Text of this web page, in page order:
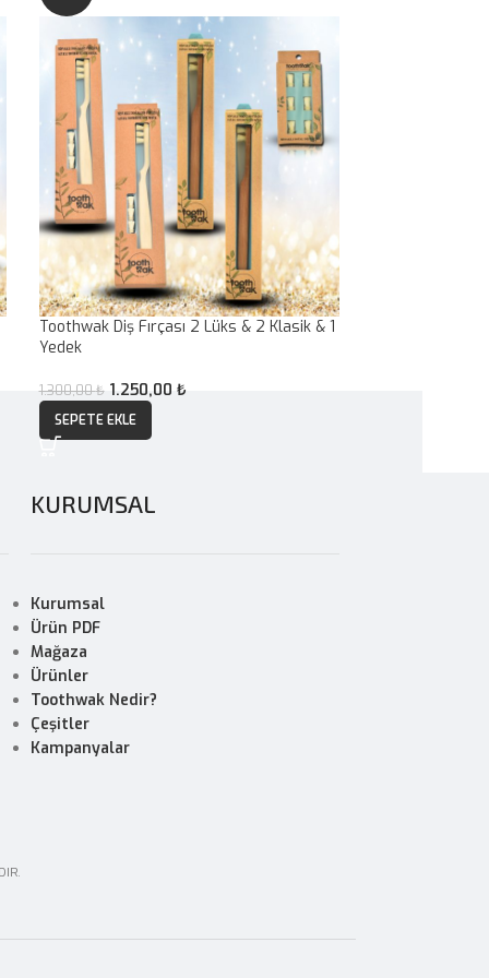
Toothwak Diş Fırçası 2 Lüks & 2 Klasik & 1
Yedek
1.300,00₺ 1.250,00 ₺
SEPETE EKLE
KURUMSAL
Kurumsal
Ürün PDF
Mağaza
Ürünler
Toothwak Nedir?
Çeşitler
Kampanyalar